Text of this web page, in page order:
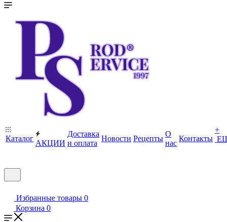
Каталог
АКЦИИ
Доставка
и оплата
Новости Рецепты
О
нас
Контакты
+
Избранные товары 0
Корзина 0